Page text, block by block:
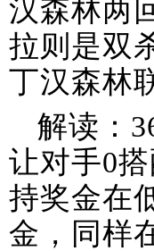
汉森林两
拉则是双
丁汉森林
解读：
让对手0
持奖金在
金，同样